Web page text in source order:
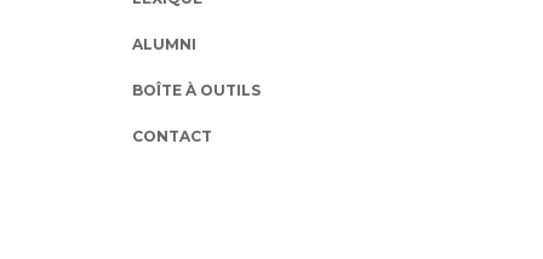
ALUMNI
BOÎTE À OUTILS
CONTACT